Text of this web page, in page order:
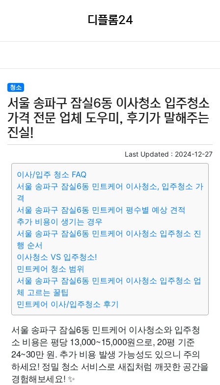
디플롬24
청소
서울 송파구 잠실6동 이사청소 입주청소
가격 전문 업체 도우미, 후기가 말해주는
진실!
Last Updated : 2024-12-27
이사/입주 청소 FAQ
서울 송파구 잠실6동 민트케어 이사청소, 입주청소 가
격
서울 송파구 잠실6동 민트케어 평수별 예상 견적
추가 비용이 생기는 경우
서울 송파구 잠실6동 민트케어 이사청소 입주청소 진
행 순서
이사청소 VS 입주청소!
민트케어 청소 범위
서울 송파구 잠실6동 민트케어 이사청소 입주청소 업
체 고르는 꿀팁
민트케어 이사/입주청소 후기
서울 송파구 잠실6동 민트케어 이사청소와 입주청
소 비용은 평당 13,000~15,000원으로, 20평 기준
24~30만 원. 추가 비용 발생 가능성도 있으니 주의
하세요! 정밀 청소 서비스로 새집처럼 깨끗한 공간을
경험해보세요! ✨